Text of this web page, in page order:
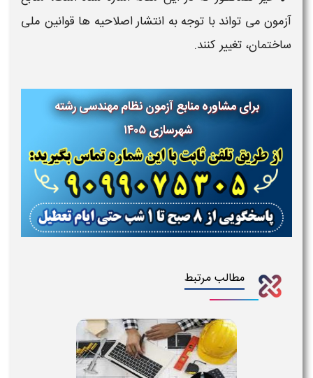
آزمون می تواند با توجه به انتشار اصلاحیه ها قوانین ملی
ساختمان، تغییر کنند.
برای مشاوره منابع آزمون نظام مهندسی رشته
شهرسازی۱۴۰۵
مطالب مرتبط